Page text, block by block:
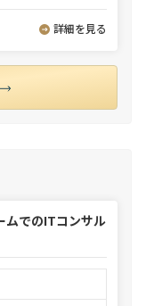
詳細を見る
ムでのITコンサル